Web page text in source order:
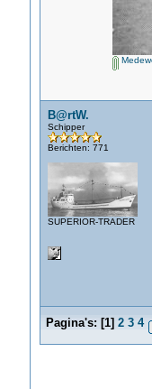
B@rtW.
Schipper
Berichten: 771
SUPERIOR-TRADER
Pagina's: [1] 2 3 4